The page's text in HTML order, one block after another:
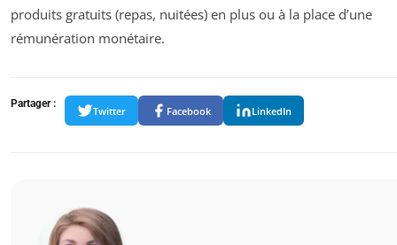
produits gratuits (repas, nuitées) en plus ou à la place d’une
rémunération monétaire.
Partager :
Twitter Facebook LinkedIn